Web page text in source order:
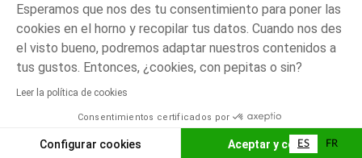
Esperamos que nos des tu consentimiento para poner las
cookies en el horno y recopilar tus datos. Cuando nos des
el visto bueno, podremos adaptar nuestros contenidos a
tus gustos. Entonces, ¿cookies, con pepitas o sin?
Leer la política de cookies
Consentimientos certificados por
Configurar cookies Aceptar y cerrar
Multicolor
talla
unica
El pago medidante
AÑADIR A LA CESTA
Gestión de las cookies
Accesibilidad: no conforme
Orchestra adhiere al código de ética de la Federación Francesa de comercio
electrónico y venta a distancia (FEVAD) y al sistema de mediación de
ES FR